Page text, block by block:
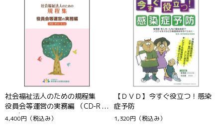
社会福祉法人のための規程集
役員会等運営の実務編 （CD-RO
M付）
4,400円 （税込み）
【ＤＶＤ】今すぐ役立つ！感染
症予防
1,320円 （税込み）